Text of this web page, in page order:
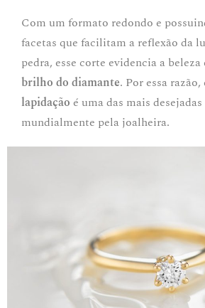
Com um formato redondo e
facetas que facilitam a reflexão da
pedra, esse corte evidencia a
brilho do diamante. Por essa razão,
lapidação é uma das mais
mundialmente pela joalheira.